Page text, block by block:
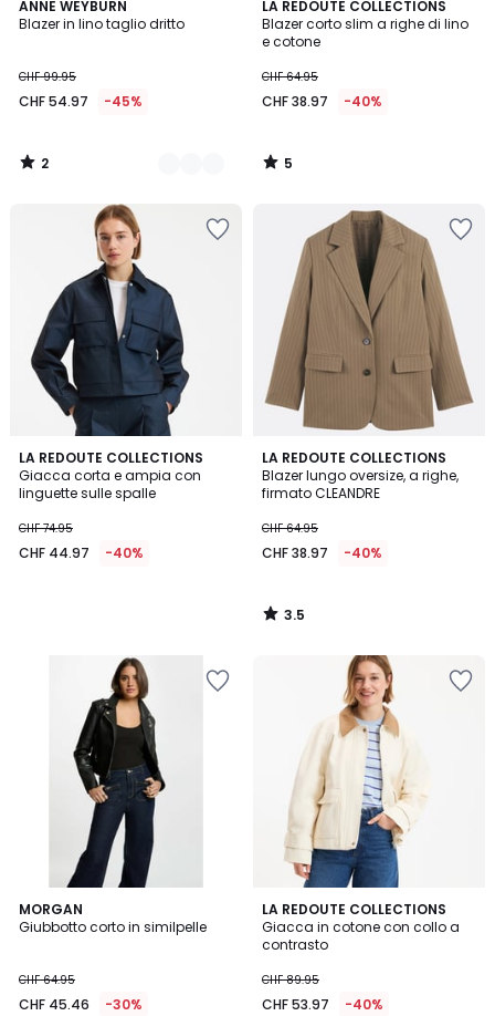
ANNE WEYBURN
Blazer in lino taglio dritto
CHF 99.95
CHF 54.97 -45%
2
/
2
Colori
2
/
LA REDOUTE COLLECTIONS
Blazer corto slim a righe di lino
e cotone
CHF 64.95
CHF 38.97 -40%
5
/
5
5
/
LA REDOUTE COLLECTIONS
Giacca corta e ampia con
linguette sulle spalle
CHF 74.95
CHF 44.97 -40%
LA REDOUTE COLLECTIONS
Blazer lungo oversize, a righe,
firmato CLEANDRE
CHF 64.95
CHF 38.97 -40%
3.5
/ 5
3.5
/
MORGAN
Giubbotto corto in similpelle
CHF 64.95
CHF 45.46 -30%
LA REDOUTE COLLECTIONS
Giacca in cotone con collo a
contrasto
CHF 89.95
CHF 53.97 -40%
4.7
/ 5